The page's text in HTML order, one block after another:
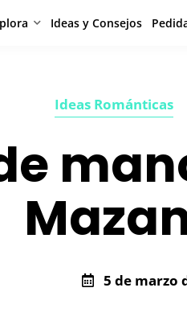
Ideas y Consejos
Ideas Románticas
5 de marzo